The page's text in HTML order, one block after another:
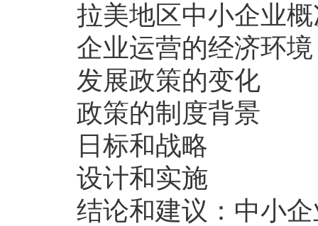
拉美地区中小企业
企业运营的经济环境
发展政策的变化
政策的制度背景
日标和战略
设计和实施
结论和建议：中小